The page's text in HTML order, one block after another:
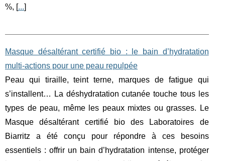
%, [...]
Masque désaltérant certifié bio : le bain d’hydratation
multi-actions pour une peau repulpée
Peau qui tiraille, teint terne, marques de fatigue qui
s’installent… La déshydratation cutanée touche tous les
types de peau, même les peaux mixtes ou grasses. Le
Masque désaltérant certifié bio des Laboratoires de
Biarritz a été conçu pour répondre à ces besoins
essentiels : offrir un bain d’hydratation intense, protéger